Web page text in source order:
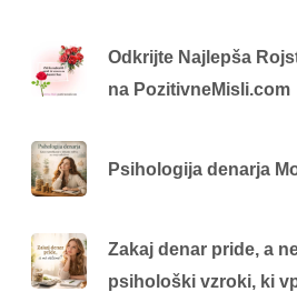
Odkrijte Najlepša
na PozitivneMisli.com
Psihologija denarja
Zakaj denar pride, a
psihološki vzroki, ki